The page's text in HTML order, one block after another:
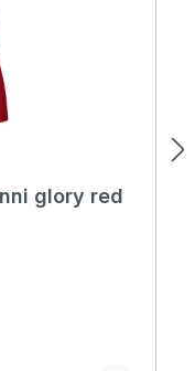
glory red